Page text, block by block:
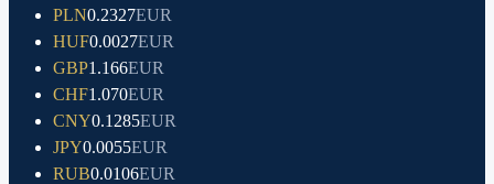
PLN0.2327EUR
HUF0.0027EUR
GBP1.166EUR
CHF1.070EUR
CNY0.1285EUR
JPY0.0055EUR
RUB0.0106EUR